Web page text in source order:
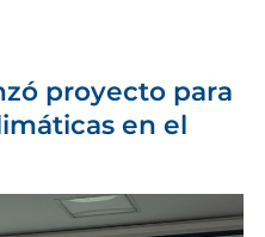
proyecto para
en el